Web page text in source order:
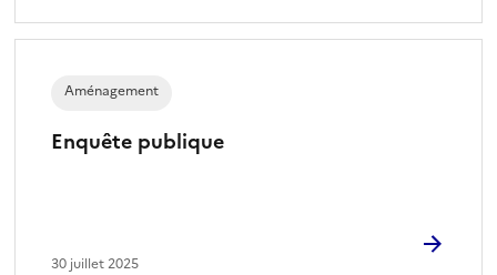
Enquête publique
Aménagement
30 juillet 2025